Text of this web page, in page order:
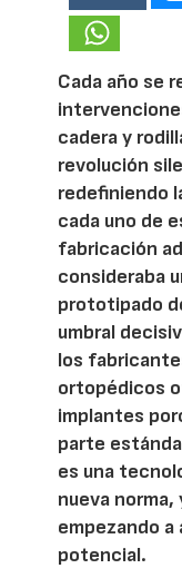
Cada año se
cadera y
revolución
redefiniendo
cada uno de
fabricación
consideraba
prototipado
umbral
los
ortopédicos
implantes
parte
es una
nueva
empezando
potencial.